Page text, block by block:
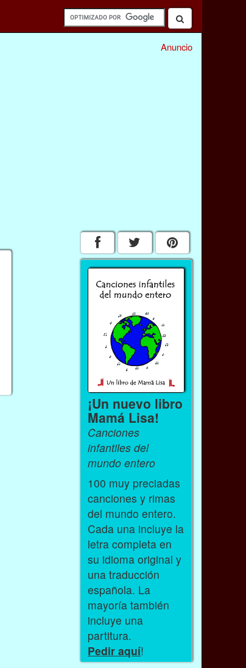
Anuncio
¡Un nuevo libro
Mamá Lisa!
Canciones
infantiles del
mundo entero
100 muy preciadas
canciones y rimas
del mundo entero.
Cada una incluye la
letra completa en
su idioma original y
una traducción
española. La
mayoría también
incluye una
partitura.
Pedir aquí!